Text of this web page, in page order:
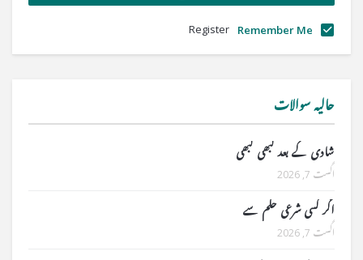
Remember Me
Register
حالیہ سوالات
شادی کے بعد کبھی کبھی
اگست 7, 2026
اگر کسی شرعی حکم سے
اگست 7, 2026